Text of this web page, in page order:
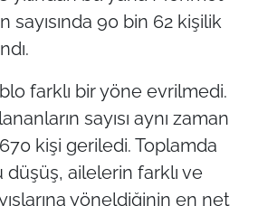
sayısında 90 bin 62 kişilik
farklı bir yöne evrilmedi.
sayısı aynı zaman
kişi geriledi. Toplamda
düşüş, ailelerin farklı ve
yöneldiğinin en net